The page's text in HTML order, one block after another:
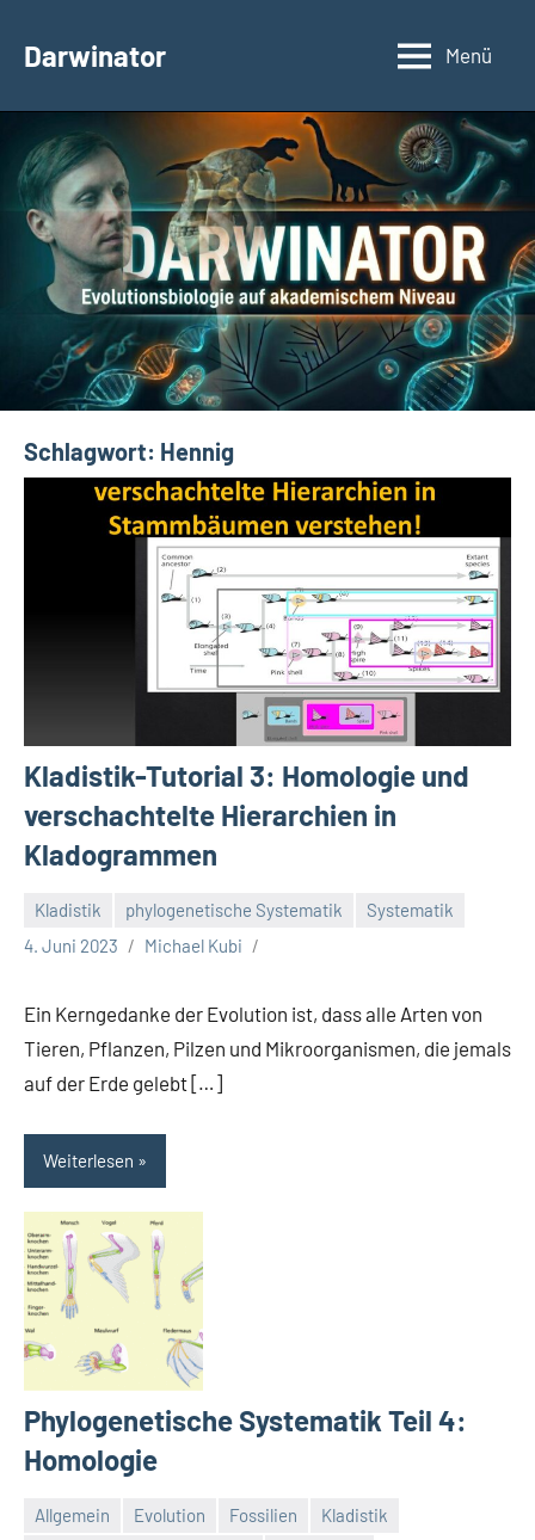
InhaltDarwinator
Evolutionsbiologie
Menü
Schlagwort: Hennig
Kladistik-Tutorial 3: Homologie und
verschachtelte Hierarchien in
Kladogrammen
Kladistik phylogenetische Systematik
Systematik
4. Juni 2023
Michael Kubi
Ein Kerngedanke der Evolution ist, dass alle Arten von
Tieren, Pflanzen, Pilzen und Mikroorganismen, die jemals
auf der Erde gelebt […]
Weiterlesen
Phylogenetische Systematik Teil 4:
Homologie
Allgemein Evolution Fossilien
Kladistik